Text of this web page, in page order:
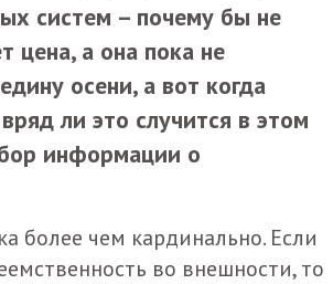
систем – почему бы не
цена, а она пока не
осени, а вот когда
ли это случится в этом
информации о
более чем кардинально. Если
во внешности, то